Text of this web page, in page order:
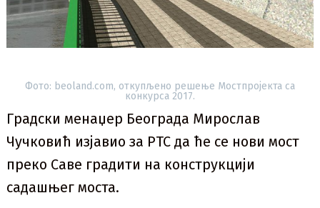
Фото: beoland.com, откупљено решење Мостпројекта са
конкурса 2017.
Градски менаџер Београда Мирослав
Чучковић изјавио за РТС да ће се нови мост
преко Саве градити на конструкцији
садашњег моста.